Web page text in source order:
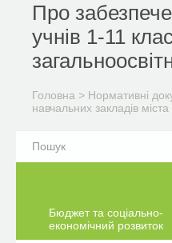
Про
учнів 1-11
Головна > Нормативні
навчальних закладів міста
Бюджет та соціально-
економічний розвиток